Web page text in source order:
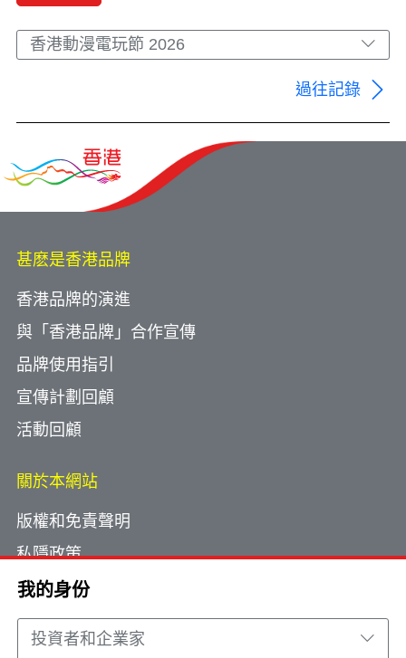
我的身份
投資者和企業家
香港動漫電玩節 2026
過往記錄
甚麽是香港品牌
香港品牌的演進
與「香港品牌」合作宣傳
品牌使用指引
宣傳計劃回顧
活動回顧
關於本網站
版權和免責聲明
私隱政策
使用小型文字檔案
網頁指南
聯絡我們